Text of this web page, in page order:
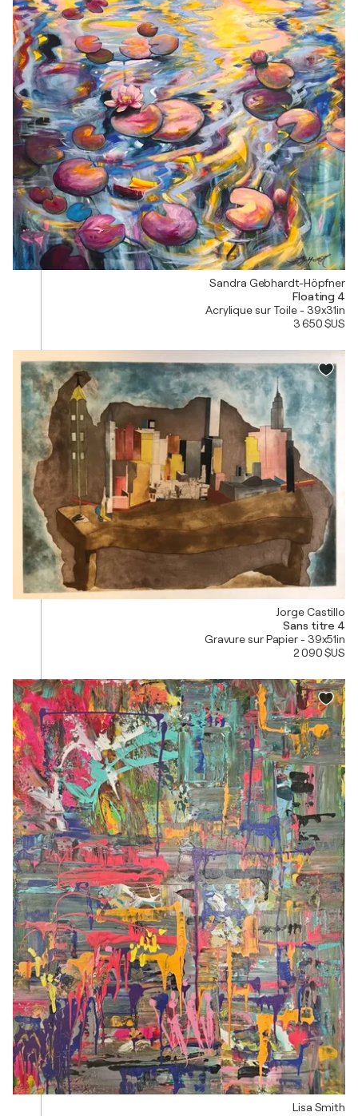
Sandra Gebhardt-Höpfner
Floating 4
Acrylique sur Toile - 39x31in
3 650 $US
Jorge Castillo
Sans titre 4
Gravure sur Papier - 39x51in
2 090 $US
Lisa Smith